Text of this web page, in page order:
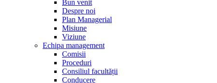
Bun venit
Despre noi
Plan Managerial
Misiune
Viziune
Echipa management
Comisii
Proceduri
Consiliul facultății
Conducere